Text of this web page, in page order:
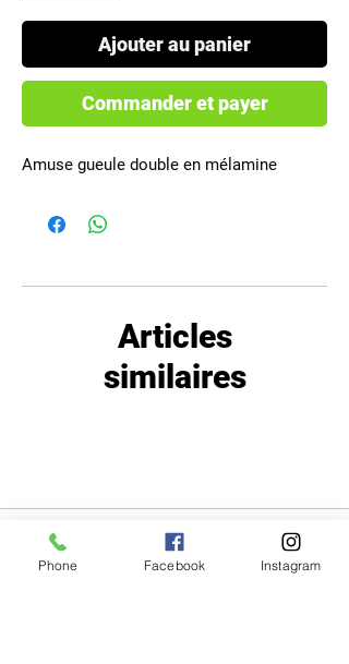
Ajouter au panier
Commander et payer
Amuse gueule double en mélamine
Articles
similaires
MENU POLITIQUE
Phone Facebook Instagram